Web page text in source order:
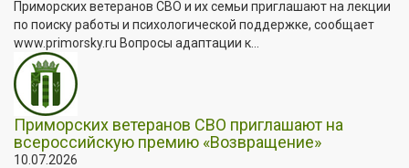
Приморских ветеранов СВО и их семьи приглашают на лекции
по поиску работы и психологической поддержке, сообщает
www.primorsky.ru Вопросы адаптации к...
Приморских ветеранов СВО приглашают на
всероссийскую премию «Возвращение»
10.07.2026